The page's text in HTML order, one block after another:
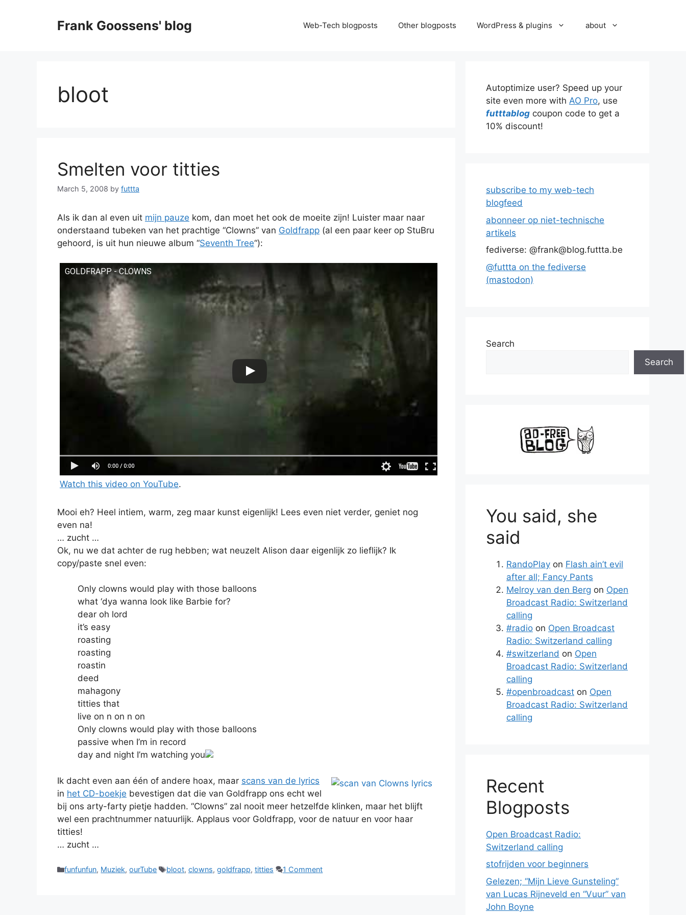
Frank Goossens' blog Web-Tech blogposts Other blogposts WordPress & plugins about
bloot
Smelten voor titties
March 5, 2008 by futtta
Als ik dan al even uit mijn pauze kom, dan moet het ook de moeite zijn! Luister maar naar
onderstaand tubeken van het prachtige “Clowns” van Goldfrapp (al een paar keer op StuBru
gehoord, is uit hun nieuwe album “Seventh Tree“):
GOLDFRAPP - CLOWNS
Watch this video on YouTube.
Mooi eh? Heel intiem, warm, zeg maar kunst eigenlijk! Lees even niet verder, geniet nog
even na!
… zucht …
Ok, nu we dat achter de rug hebben; wat neuzelt Alison daar eigenlijk zo lieflijk? Ik
copy/paste snel even:
Only clowns would play with those balloons
what ‘dya wanna look like Barbie for?
dear oh lord
it’s easy
roasting
roasting
roastin
deed
mahagony
titties that
live on n on n on
Only clowns would play with those balloons
passive when I’m in record
day and night I’m watching you
Ik dacht even aan één of andere hoax, maar scans van de lyrics
in het CD-boekje bevestigen dat die van Goldfrapp ons echt wel
bij ons arty-farty pietje hadden. “Clowns” zal nooit meer hetzelfde klinken, maar het blijft
wel een prachtnummer natuurlijk. Applaus voor Goldfrapp, voor de natuur en voor haar
titties!
… zucht …
Categories
funfunfun, Muziek,ourTube Tags
bloot, clowns, goldfrapp, titties 1 Comment
Autoptimize user? Speed up your
site even more with AO Pro, use
futttablog coupon code to get a
10% discount!
subscribe to my web-tech
blogfeed
abonneer op niet-technische
artikels
fediverse: @frank@blog.futtta.be
@futtta on the fediverse
(mastodon)
Search
Search
You said, she
said
RandoPlay on Flash ain’t evil
after all; Fancy Pants
Melroy van den Berg on Open
Broadcast Radio: Switzerland
calling
#radio on Open Broadcast
Radio: Switzerland calling
#switzerland on Open
Broadcast Radio: Switzerland
calling
#openbroadcast on Open
Broadcast Radio: Switzerland
calling
Recent
Blogposts
Open Broadcast Radio:
Switzerland calling
stofrijden voor beginners
Gelezen; “Mijn Lieve Gunsteling”
van Lucas Rijneveld en “Vuur” van
John Boyne